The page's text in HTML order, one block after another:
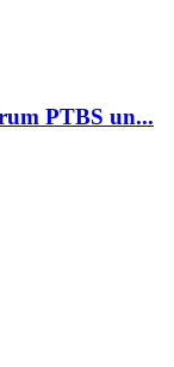
PTBS un...